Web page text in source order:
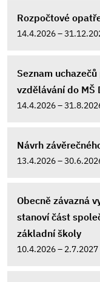
Rozpočtové
14.4.2026 –
Seznam
vzdělávání do
14.4.2026 –
Návrh
13.4.2026 –
Obecně závazná
stanoví část
základní školy
10.4.2026 – 2.7.2027